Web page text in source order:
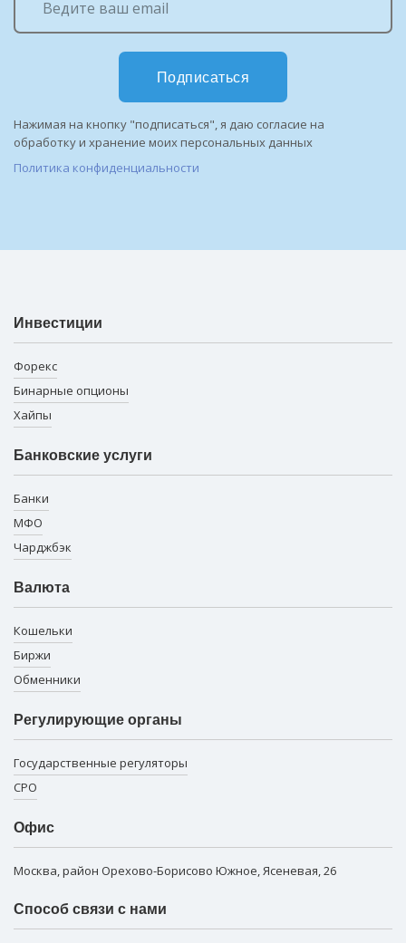
Подписаться
Нажимая на кнопку "подписаться", я даю согласие на
обработку и хранение моих персональных данных
Политика конфиденциальности
Инвестиции
Форекс
Бинарные опционы
Хайпы
Банковские услуги
Банки
МФО
Чарджбэк
Валюта
Кошельки
Биржи
Обменники
Регулирующие органы
Государственные регуляторы
СРО
Офис
Москва, район Орехово-Борисово Южное, Ясеневая, 26
Способ связи с нами